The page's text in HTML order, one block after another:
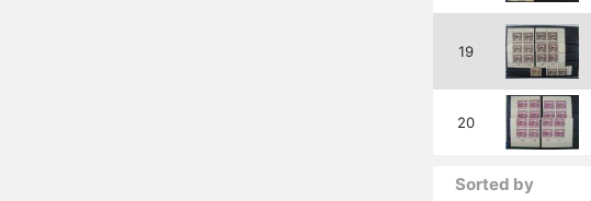
19
20
Sorted by